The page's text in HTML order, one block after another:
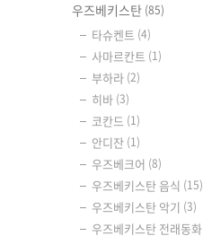
우즈베키스탄 (85)
타슈켄트 (4)
사마르칸트 (1)
부하라 (2)
히바 (3)
코칸드 (1)
안디잔 (1)
우즈베크어 (8)
우즈베키스탄 음식 (15)
우즈베키스탄 악기 (3)
우즈베키스탄 전래동화